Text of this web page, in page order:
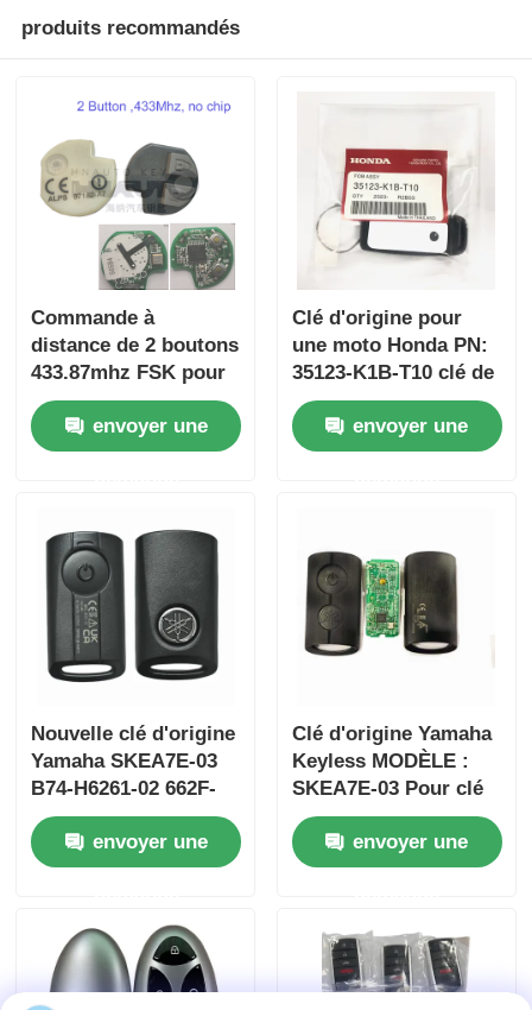
produits recommandés
Commande à
distance de 2 boutons
433.87mhz FSK pour
Su-zuki Jim-ny 2005-
2017 Sans puce
37182-A7 Seule
envoyer une
Clé d'origine pour
une moto Honda PN:
35123-K1B-T10 clé de
voiture à distance à
trois boutons
FSK433.92MHz
envoyer une
Nouvelle clé d'origine
Yamaha SKEA7E-03
B74-H6261-02 662F-
SKEA7D03
envoyer une
Clé d'origine Yamaha
Keyless MODÈLE :
SKEA7E-03 Pour clé
intelligente à distance
Yamaha B74-H6261-
02/662F-SKEA7D03
envoyer une